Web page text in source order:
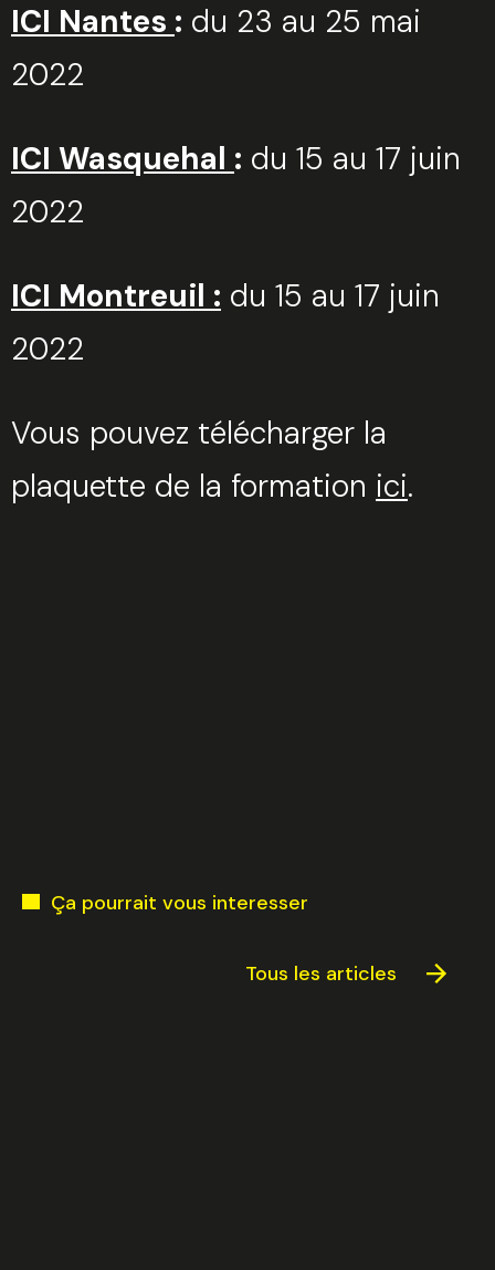
ICI Nantes : du 23 au 25 mai
2022
ICI Wasquehal : du 15 au 17 juin
2022
ICI Montreuil : du 15 au 17 juin
2022
Vous pouvez télécharger la
plaquette de la formation ici.
Ça pourrait vous interesser
Tous les articles